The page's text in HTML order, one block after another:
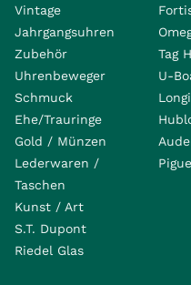
Vintage
Jahrgangsuhren
Zubehör
Uhrenbeweger
Schmuck
Ehe/Trauringe
Gold / Münzen
Lederwaren /
Taschen
Kunst / Art
S.T. Dupont
Riedel Glas
Tag
U-